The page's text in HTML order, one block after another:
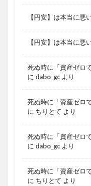
【円安】は本当に悪
【円安】は本当に悪
死ぬ時に「資産ゼロ
に dabo_gc より
死ぬ時に「資産ゼロ
に ちりとて より
死ぬ時に「資産ゼロ
に dabo_gc より
死ぬ時に「資産ゼロ
に ちりとて より